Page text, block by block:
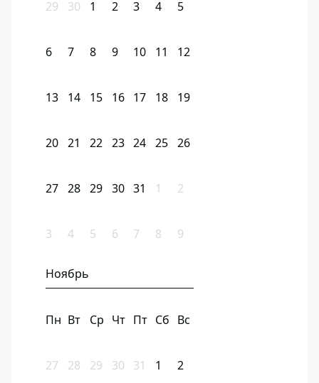
29 30 1 2 3 4 5
6 7 8 9 10 11 12
13 14 15 16 17 18 19
20 21 22 23 24 25 26
27 28 29 30 31 1 2
3 4 5 6 7 8 9
Ноябрь
Пн Вт Ср Чт Пт Сб Вс
27 28 29 30 31 1 2